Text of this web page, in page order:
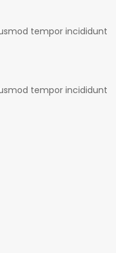
tempor incididunt
tempor incididunt